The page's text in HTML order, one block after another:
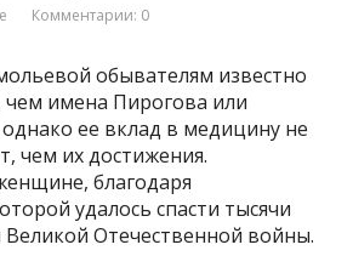
Комментарии: 0
обывателям известно
имена Пирогова или
ее вклад в медицину не
чем их достижения.
благодаря
удалось спасти тысячи
Отечественной войны.